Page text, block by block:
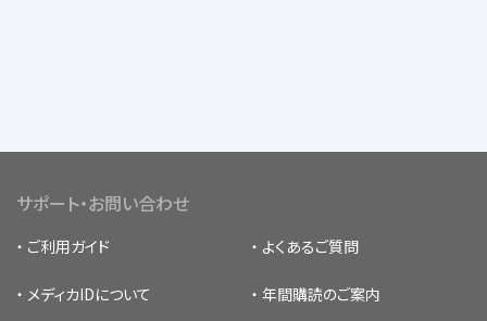
サポート・お問い合わせ
ご利用ガイド よくあるご質問
メディカIDについて 年間購読のご案内